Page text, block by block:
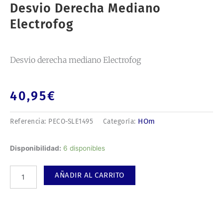
Desvio Derecha Mediano
Electrofog
Desvio derecha mediano Electrofog
40,95€
Referencia: PECO-SLE1495 Categoría: HOm
Disponibilidad: 6 disponibles
Desvio
Electrofog
AÑADIR AL CARRITO